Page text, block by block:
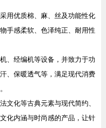
用优质棉、麻、丝及功能性化
手感柔软、色泽纯正、耐用性
、经编机等设备，并致力于功
、保暖透气等，满足现代消费
文化等古典元素与现代简约、
化内涵与时尚感的产品，让针